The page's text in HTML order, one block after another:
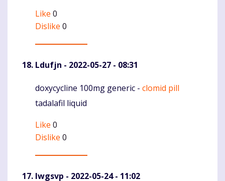
Like 0
Dislike 0
Ldufjn - 2022-05-27 - 08:31
Komentaras
doxycycline 100mg generic - clomid pill
tadalafil liquid
Like 0
Dislike 0
Iwgsvp - 2022-05-24 - 11:02